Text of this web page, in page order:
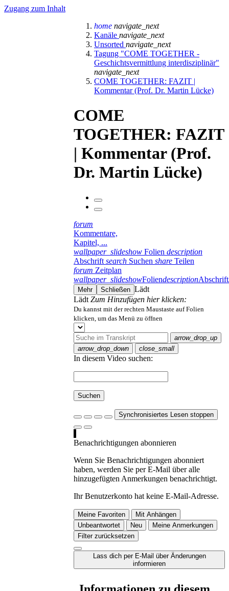
Zugang zum Inhalt
home navigate_next
Kanäle navigate_next
Unsorted navigate_next
Tagung "COME TOGETHER -
Geschichtsvermittlung interdisziplinär"
navigate_next
COME TOGETHER: FAZIT |
Kommentar (Prof. Dr. Martin Lücke)
COME
TOGETHER: FAZIT
| Kommentar (Prof.
Dr. Martin Lücke)
forum
Kommentare,
Kapitel, ...
wallpaper_slideshow Folien description
Abschrift search Suchen share Teilen
forum Zeitplan
wallpaper_slideshowFoliendescriptionAbschrift
Mehr Schließen Lädt
Lädt Zum Hinzufügen hier klicken:
Du kannst mit der rechten Maustaste auf Folien
klicken, um das Menü zu öffnen
arrow_drop_up
arrow_drop_down
close_small
In diesem Video suchen:
Suchen
Synchronisiertes Lesen stoppen
Benachrichtigungen abonnieren
Wenn Sie Benachrichtigungen abonniert
haben, werden Sie per E-Mail über alle
hinzugefügten Anmerkungen benachrichtigt.
Ihr Benutzerkonto hat keine E-Mail-Adresse.
Meine Favoriten
Mit Anhängen
Unbeantwortet
Neu
Meine Anmerkungen
Filter zurücksetzen
Lass dich per E-Mail über Änderungen
informieren